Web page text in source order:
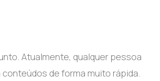
Atualmente, qualquer pessoa
de forma muito rápida.